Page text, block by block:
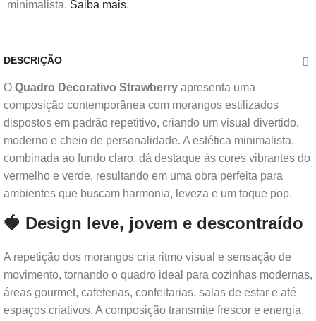
minimalista. Saiba mais.
DESCRIÇÃO
O Quadro Decorativo Strawberry apresenta uma
composição contemporânea com morangos estilizados
dispostos em padrão repetitivo, criando um visual divertido,
moderno e cheio de personalidade. A estética minimalista,
combinada ao fundo claro, dá destaque às cores vibrantes do
vermelho e verde, resultando em uma obra perfeita para
ambientes que buscam harmonia, leveza e um toque pop.
🍓 Design leve, jovem e descontraído
A repetição dos morangos cria ritmo visual e sensação de
movimento, tornando o quadro ideal para cozinhas modernas,
áreas gourmet, cafeterias, confeitarias, salas de estar e até
espaços criativos. A composição transmite frescor e energia,